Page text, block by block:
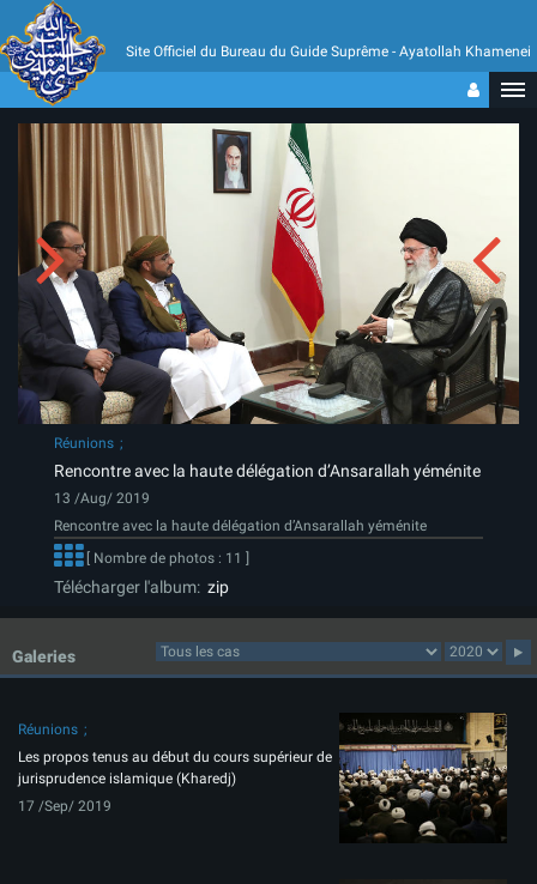
Site Officiel du Bureau du Guide Suprême - Ayatollah Khamenei
Réunions
Rencontre avec la haute délégation d’Ansarallah yéménite
13 /Aug/ 2019
Rencontre avec la haute délégation d’Ansarallah yéménite
[ Nombre de photos : 11 ]
Télécharger l'album: zip
Galeries
Réunions
Les propos tenus au début du cours supérieur de
jurisprudence islamique (Kharedj)
17 /Sep/ 2019